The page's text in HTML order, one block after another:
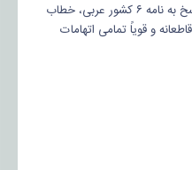
امیرسعید ایروانی- نماینده دائم ایران نزد سازمان ملل در پاسخ به نامه ۶ کشور عربی، خطاب
ملل و رئیس شورای امنیت نوشت: ایران قاطعانه و قویاً تمامی اتهامات